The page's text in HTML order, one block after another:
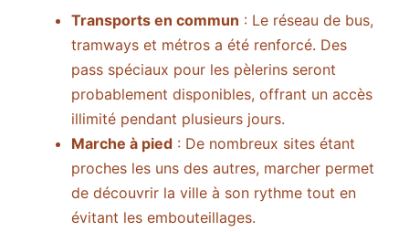
Transports en commun : Le réseau de bus,
tramways et métros a été renforcé. Des
pass spéciaux pour les pèlerins seront
probablement disponibles, offrant un accès
illimité pendant plusieurs jours.
Marche à pied : De nombreux sites étant
proches les uns des autres, marcher permet
de découvrir la ville à son rythme tout en
évitant les embouteillages.